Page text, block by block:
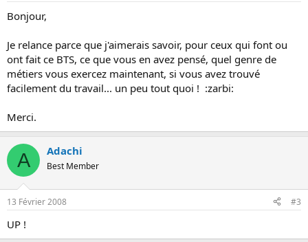
Bonjour,
Je relance parce que j'aimerais savoir, pour ceux qui font ou
ont fait ce BTS, ce que vous en avez pensé, quel genre de
métiers vous exercez maintenant, si vous avez trouvé
facilement du travail... un peu tout quoi ! :zarbi:
Merci.
A Adachi
Best Member
13 Février 2008 #3
UP !